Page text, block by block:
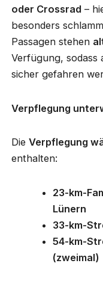
oder Crossrad–
besonders
Passagen stehen
Verfügung, sodass
sicher gefahren
Verpflegung
Die Verpflegung
enthalten:
23-km-
Lünern
33-km-
54-km-
(zweimal)